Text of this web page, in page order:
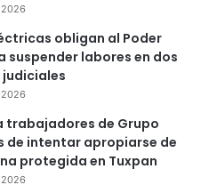
obligan al Poder
suspender labores en dos
trabajadores de Grupo
de intentar apropiarse de
protegida en Tuxpan